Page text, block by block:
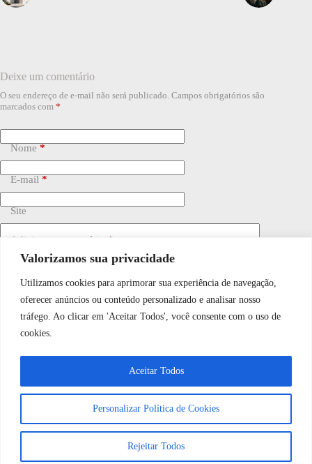
Valorizamos sua privacidade
Utilizamos cookies para aprimorar sua experiência de navegação,
oferecer anúncios ou conteúdo personalizado e analisar nosso
tráfego. Ao clicar em 'Aceitar Todos', você consente com o uso de
cookies.
Personalizar Política de Cookies
Rejeitar Todos
Aceitar Todos
Deixe um comentário
O seu endereço de e-mail não será publicado. Campos obrigatórios são
marcados com *
Nome *
E-mail *
Site
Adicionar comentário *
Salvar meu nome, e-mail e site neste navegador para a
próxima vez que eu comentar.
Publicar comentário
WhatsApp JF Tech
Vamos conversar e descobrir como
podemos ajudá-lo hoje?
Abrir bate-papo